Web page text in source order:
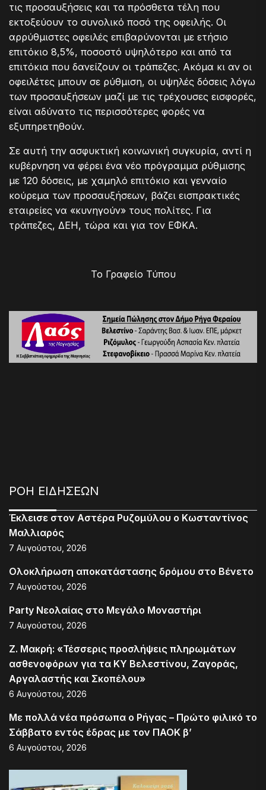
τις προσαυξήσεις και τα πρόσθετα τέλη που
εκτοξεύουν το συνολικό ποσό της οφειλής. Οι
αρρύθμιστες οφειλές επιβαρύνονται με ετήσιο
επιτόκιο 8,5%, ποσοστό υψηλότερο και από τα
επιτόκια που δανείζουν οι τράπεζες. Ακόμα κι αν οι
οφειλέτες μπουν σε ρύθμιση, οι υψηλές δόσεις λόγω
των προσαυξήσεων μαζί με τις τρέχουσες εισφορές,
είναι αδύνατο τις περισσότερες φορές να
εξυπηρετηθούν.
Σε αυτή την ασφυκτική κοινωνική συγκυρία, αντί η
κυβέρνηση να φέρει ένα νέο πρόγραμμα ρύθμισης
με 120 δόσεις, με χαμηλό επιτόκιο και γενναίο
κούρεμα των προσαυξήσεων, βάζει εισπρακτικές
εταιρείες να «κυνηγούν» τους πολίτες. Για
τράπεζες, ΔΕΗ, τώρα και για τον ΕΦΚΑ.
Το Γραφείο Τύπου
ΡΟΗ ΕΙΔΗΣΕΩΝ
Έκλεισε στον Αστέρα Ρυζομύλου ο Κωσταντίνος
Μαλλιαρός
7 Αυγούστου, 2026
Ολοκλήρωση αποκατάστασης δρόμου στο Βένετο
7 Αυγούστου, 2026
Party Νεολαίας στο Μεγάλο Μοναστήρι
7 Αυγούστου, 2026
Ζ. Μακρή: «Τέσσερις προσλήψεις πληρωμάτων
ασθενοφόρων για τα ΚΥ Βελεστίνου, Ζαγοράς,
Αργαλαστής και Σκοπέλου»
6 Αυγούστου, 2026
Με πολλά νέα πρόσωπα ο Ρήγας – Πρώτο φιλικό το
Σάββατο εντός έδρας με τον ΠΑΟΚ β’
6 Αυγούστου, 2026